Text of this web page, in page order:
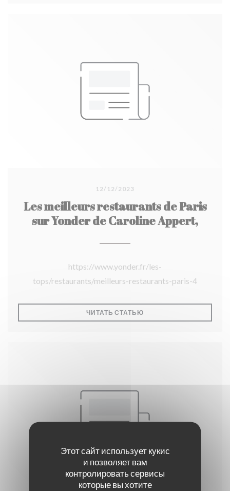
Этот сайт использует кукис
и позволяет вам
контролировать сервисы
которые вы хотите
12/12/2023
Les meilleurs restaurants de Paris
sur Yonder de Caroline Appert,
https://www.yonder.fr/les-
tops/restaurants/meilleurs-restaurants-paris-4
ЧИТАТЬ СТАТЬЮ((ОТКРЫВАЕТСЯ В